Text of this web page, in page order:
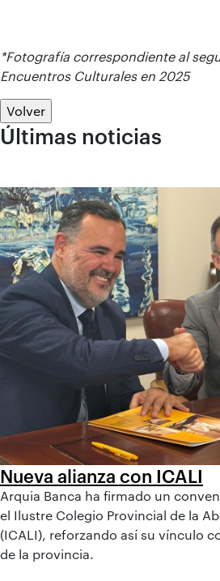
*Fotografía correspondiente al
Encuentros Culturales en 2025
Volver
Últimas noticias
Nueva alianza con ICALI
Arquia Banca ha firmado un
el Ilustre Colegio Provincial de la
(ICALI), reforzando así su vínculo
de la provincia.